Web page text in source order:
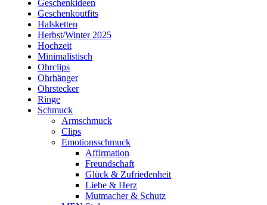
Geschenkideen
Geschenkoutfits
Halsketten
Herbst/Winter 2025
Hochzeit
Minimalistisch
Ohrclips
Ohrhänger
Ohrstecker
Ringe
Schmuck
Armschmuck
Clips
Emotionsschmuck
Affirmation
Freundschaft
Glück & Zufriedenheit
Liebe & Herz
Mutmacher & Schutz